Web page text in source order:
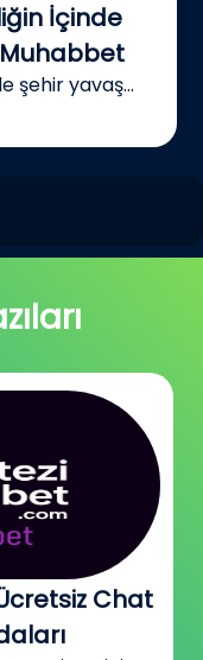
İçinde
şehir yavaş...
Chat